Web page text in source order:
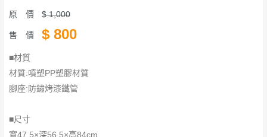
原 價 $1,000
售 價 $ 800
■材質
材質:噴塑PP塑膠材質
腳座:防鏽烤漆鐵管
​​​​​​​■尺寸
寬47.5×深56.5×高84cm